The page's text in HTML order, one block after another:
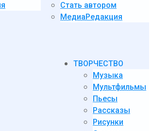
Стать автором
МедиаРедакция
ТВОРЧЕСТВО
Музыка
Мультфильмы
Пьесы
Рассказы
Рисунки